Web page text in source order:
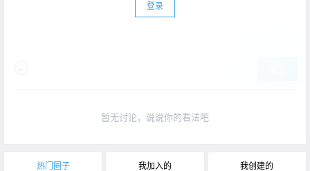
登录
暂无讨论，说说你的看法吧
热门圈子 我加入的 我创建的